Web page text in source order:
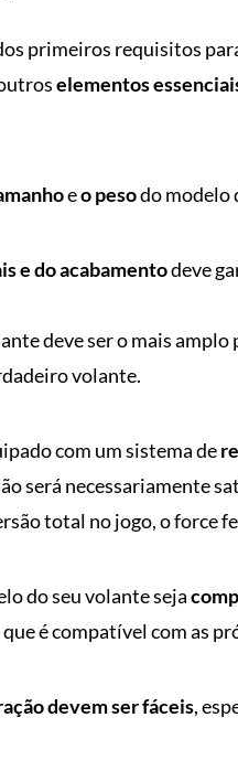
primeiros requisitos
elementos
eo pesodo modelo
e do acabamentodeve
deve ser o mais
volante.
com um sistema de
será necessariamente
total no jogo, o force
do seu volante seja
é compatível com as
devem ser fáceis,